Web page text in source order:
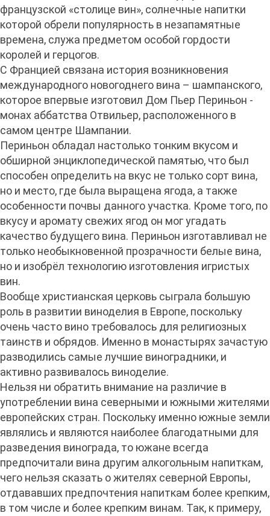
французской «столице вин», солнечные напитки
которой обрели популярность в незапамятные
времена, служа предметом особой гордости
королей и герцогов.
С Францией связана история возникновения
международного новогоднего вина – шампанского,
которое впервые изготовил Дом Пьер Периньон -
монах аббатства Отвильер, расположенного в
самом центре Шампании.
Периньон обладал настолько тонким вкусом и
обширной энциклопедической памятью, что был
способен определить на вкус не только сорт вина,
но и место, где была выращена ягода, а также
особенности почвы данного участка. Кроме того, по
вкусу и аромату свежих ягод он мог угадать
качество будущего вина. Периньон изготавливал не
только необыкновенной прозрачности белые вина,
но и изобрёл технологию изготовления игристых
вин.
Вообще христианская церковь сыграла большую
роль в развитии виноделия в Европе, поскольку
очень часто вино требовалось для религиозных
таинств и обрядов. Именно в монастырях зачастую
разводились самые лучшие виноградники, и
активно развивалось виноделие.
Нельзя ни обратить внимание на различие в
употреблении вина северными и южными жителями
европейских стран. Поскольку именно южные земли
являлись и являются наиболее благодатными для
разведения винограда, то южане всегда
предпочитали вина другим алкогольным напиткам,
чего нельзя сказать о жителях северной Европы,
отдававших предпочтения напиткам более крепким,
в том числе и более крепким винам. Так, к примеру,